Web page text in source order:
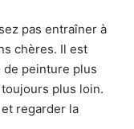
pas entraîner à
chères. Il est
de peinture plus
plus loin.
regarder la